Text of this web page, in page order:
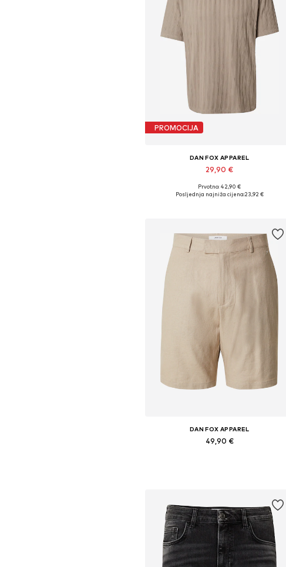
PROMOCIJA
DAN FOX APPAREL
29,90 €
Dostupne veličine: S, M, L, XL
Prvotno: 42,90 €
Posljednja najniža cijena:23,92 €
DAN FOX APPAREL
49,90 €